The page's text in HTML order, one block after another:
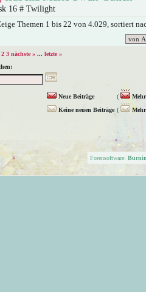
16 # Twilight
Themen 1 bis 22 von 4.029, sortiert
2 3 nächste » ... letzte »
Neue Beiträge (
Keine neuen Beiträge (
Forensoftware: